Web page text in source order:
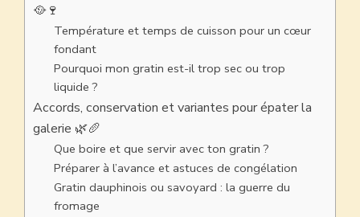
🥘🍷
Température et temps de cuisson pour un cœur
fondant
Pourquoi mon gratin est-il trop sec ou trop
liquide ?
Accords, conservation et variantes pour épater la
galerie 🌿🥖
Que boire et que servir avec ton gratin ?
Préparer à l’avance et astuces de congélation
Gratin dauphinois ou savoyard : la guerre du
fromage